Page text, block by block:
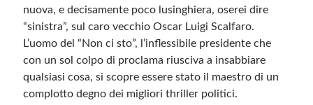
senza alcuna periodicità. Non può pertanto considerarsi un prodotto editoriale ai
sensi della legge n· 62 del 7.03.2001. L’autore non è responsabile di quanto
pubblicato dai lettori nei commenti ai vari post. Saranno comunque cancellati quelli
ritenuti offensivi o lesivi dell’immagine o dell’onorabilità di terzi, di genere spam,
razzisti o che contengano dati personali non conformi al rispetto delle norme sulla
privacy. Alcune immagini inserite in questo blog sono tratte da Internet e, pertanto,
considerate di pubblico dominio. Qualora la loro pubblicazione violasse eventuali
immediatamente rimosse. L’autore del blog non è responsabile dei siti collegati
nuova, e decisamente poco lusinghiera, oserei dire
“sinistra”, sul caro vecchio Oscar Luigi Scalfaro.
L’uomo del “Non ci sto”, l’inflessibile presidente che
con un sol colpo di proclama riusciva a insabbiare
qualsiasi cosa, si scopre essere stato il maestro di un
complotto degno dei migliori thriller politici.